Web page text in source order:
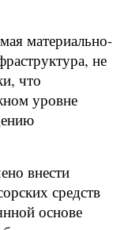
материально-
не
что
уровне
внести
средств
основе